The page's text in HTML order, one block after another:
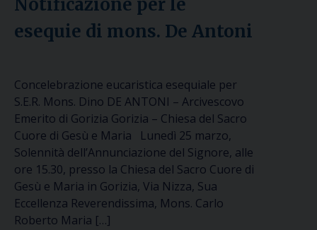
Notificazione per le
esequie di mons. De Antoni
Concelebrazione eucaristica esequiale per
S.E.R. Mons. Dino DE ANTONI – Arcivescovo
Emerito di Gorizia Gorizia – Chiesa del Sacro
Cuore di Gesù e Maria Lunedì 25 marzo,
Solennità dell’Annunciazione del Signore, alle
ore 15.30, presso la Chiesa del Sacro Cuore di
Gesù e Maria in Gorizia, Via Nizza, Sua
Eccellenza Reverendissima, Mons. Carlo
Roberto Maria […]